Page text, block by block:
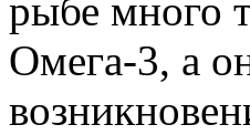
рыбе много
Омега-3, а